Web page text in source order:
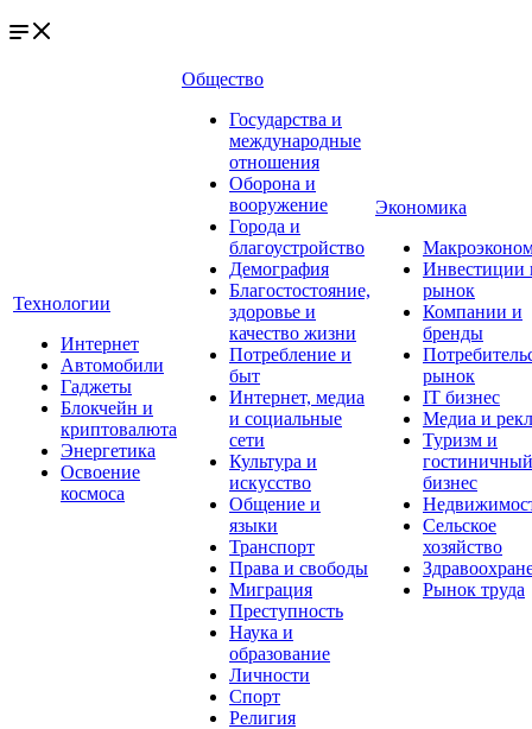
Технологии
Интернет
Автомобили
Гаджеты
Блокчейн и
криптовалюта
Энергетика
Освоение
космоса
Общество
Государства и
международные
отношения
Оборона и
вооружение
Города и
благоустройство
Демография
Благостостояние,
здоровье и
качество жизни
Потребление и
быт
Интернет, медиа
и социальные
сети
Культура и
искусство
Общение и
языки
Транспорт
Права и свободы
Миграция
Преступность
Наука и
образование
Личности
Спорт
Религия
Экономика
Инвестиции
рынок
Компании и
бренды
рынок
IT бизнес
Медиа и
Туризм и
гостиничный
бизнес
Сельское
хозяйство
Рынок труда